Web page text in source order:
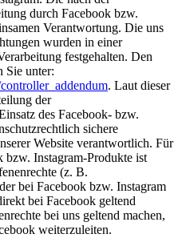
durch Facebook bzw.
Verantwortung. Die uns
wurden in einer
festgehalten. Den
Sie unter:
. Laut dieser
der
des Facebook- bzw.
sichere
Website verantwortlich. Für
bzw. Instagram-Produkte ist
(z. B.
bei Facebook bzw. Instagram
bei Facebook geltend
bei uns geltend machen,
weiterzuleiten.